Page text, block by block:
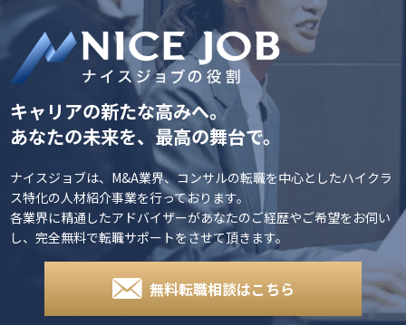
当社は、当サイトの全てまたは一部のサービスをいつでも、変更
または停止することができるものとします。サービス変更・停止
の際、当社はできうる限りの方法で、利用者に対してその旨を事
前に告知するものとします。但し、天災などやむを得ぬ場合は事
前に告知することなく、サービスを変更・停止できるものとしま
す。 サービスの変更または停止に伴い、利用者に損害が発生した
場合、当社は一切の責任を負わないものとします。
如何なる状況においても当社は、第三者を介したものも含め、本
ソフトウェアまたはサービスの利用者による使用または誤用に対
する責任を一切負いません。この責任の制約は、当社が、そのよ
うな損害の可能性について通告されていた場合であっても、それ
が保証、契約、故意または無意識による不法行為、その他に基づ
いているかどうかによらず、直接、間接、付随、結果的、特殊、
懲戒的および懲罰的損害賠償を回避するために適用されます。こ
の責任の制約は、損害が、第三者を介したものも含め、本ソフト
ウェアまたはサービスの使用または誤用および依存の結果である
キャリアの新たな高みへ。
あなたの未来を、最高の舞台で。
ナイスジョブは、M&A業界、コンサルの転職を中心としたハイクラ
ス特化の人材紹介事業を行っております。
各業界に精通したアドバイザーがあなたのご経歴やご希望をお伺い
し、完全無料で転職サポートをさせて頂きます。
無料転職相談はこちら